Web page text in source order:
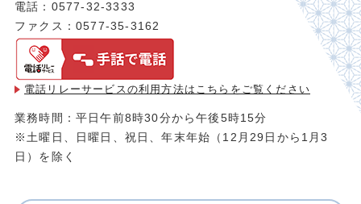
電話：0577-32-3333
ファクス：0577-35-3162
電話リレーサービスの利用方法は こちらをご覧ください
業務時間：平日午前8時30分から午後5時15分
※土曜日、日曜日、祝日、年末年始（12月29日から1月3
日）を除く